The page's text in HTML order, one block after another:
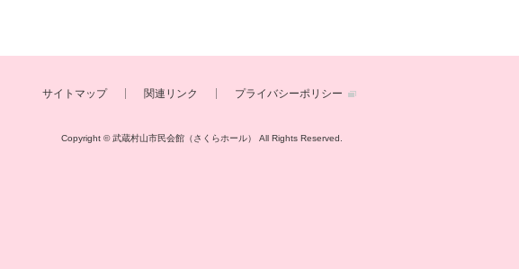
サイトマップ 関連リンク プライバシーポリシー
Copyright © 武蔵村山市民会館（さくらホール） All Rights Reserved.